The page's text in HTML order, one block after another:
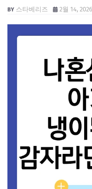
스타베리즈 2월 14, 2026